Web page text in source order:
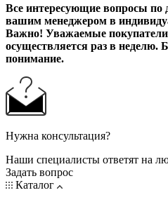
Все интересующие вопросы по
вашим менеджером в
Важно! Уважаемые
осуществляется раз в неделю.
понимание.
Нужна консультация?
Наши специалисты ответят на
Задать вопрос
Каталог